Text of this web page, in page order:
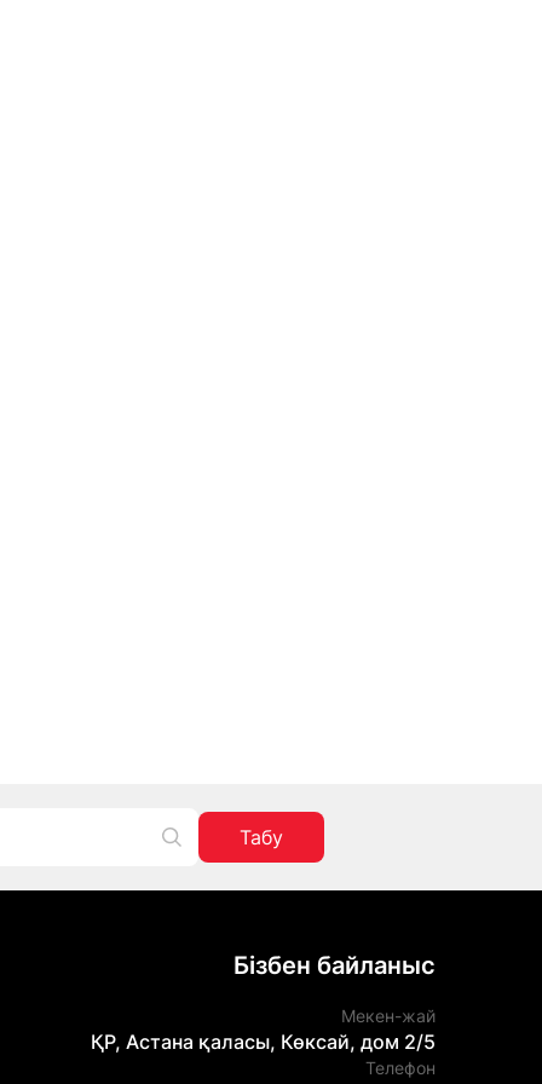
Табу
Бізбен байланыс
Мекен-жай
ҚР, Астана қаласы, Көксай, дом 2/5
Телефон